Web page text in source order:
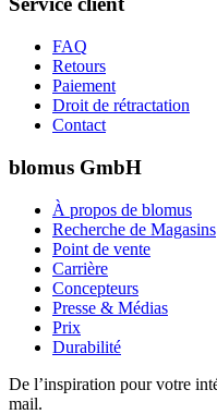
FAQ
Retours
Paiement
Droit de rétractation
Contact
blomus GmbH
À propos de blomus
Recherche de Magasins
Point de vente
Carrière
Concepteurs
Presse & Médias
Prix
Durabilité
De l’inspiration pour votre
mail.